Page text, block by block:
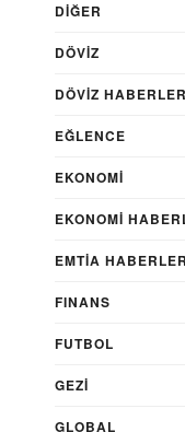
DIĞER
DÖVİZ
DÖVIZ
EĞLENCE
EKONOMİ
EKONOMI
EMTIA
FINANS
FUTBOL
GEZI
GLOBAL